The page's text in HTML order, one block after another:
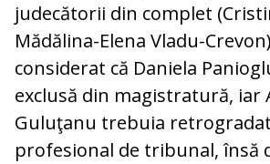
judecătorii din complet
Mădălina-Elena Vladu-
considerat că Daniela
exclusă din magistratură, iar
Guluţanu trebuia
profesional de tribunal, însă